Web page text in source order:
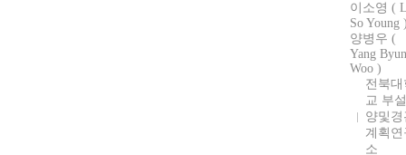
이소영 (
So Young
양병우 (
Yang
Woo )
전북대
교 부
양및경
계획연
소